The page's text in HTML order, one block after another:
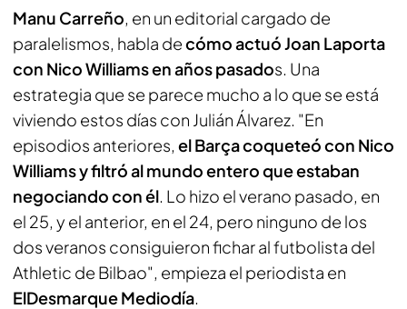
Manu Carreño, en un editorial cargado de
paralelismos, habla decómo actuó Joan Laporta
con Nico Williams en años pasados. Una
estrategia que se parece mucho a lo que se está
viviendo estos días con Julián Álvarez. "En
episodios anteriores, el Barça coqueteó con Nico
Williamsy filtró al mundo entero que estaban
negociando con él. Lo hizo el verano pasado, en
el 25, y el anterior, en el 24, pero ninguno de los
dos veranos consiguieron fichar al futbolista del
Athletic de Bilbao", empieza el periodista en
ElDesmarque Mediodía.